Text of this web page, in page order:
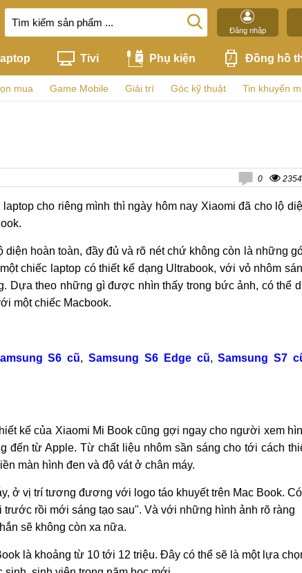
Đăng nhập
Tivi Phụ kiện Đồng hồ
mua Game Mobile Giải trí Góc kỹ thuật Tin khuyến
0 2354
cho riêng mình thì ngày hôm nay Xiaomi đã cho lộ
hoàn toàn, đầy đủ và rõ nét chứ không còn là những
chiếc laptop có thiết kế dạng Ultrabook, với vỏ nhôm
Dựa theo những gì được nhìn thấy trong bức ảnh, có thể
một chiếc Macbook.
S6 cũ,Samsung S6 Edge cũ,Samsung S7
kế của Xiaomi Mi Book cũng gợi ngay cho người xem
đến từ Apple. Từ chất liệu nhôm sần sáng cho tới cách
màn hình đen và độ vát ở chân máy.
ở vị trí tương đương với logo táo khuyết trên Mac Book. Có
rồi mới sáng tạo sau". Và với những hình ảnh rõ ràng
sẽ không còn xa nữa.
là khoảng từ 10 tới 12 triệu. Đây có thể sẽ là một lựa